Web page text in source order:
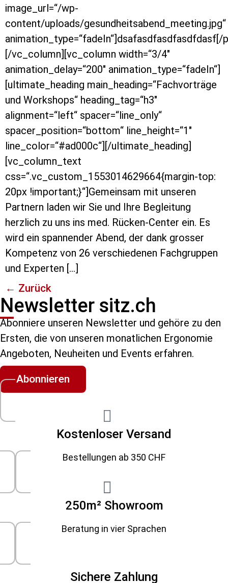
image_url=“/wp-
content/uploads/gesundheitsabend_meeting.jpg“
[/vc_column][vc_column width=“3/4″
animation_delay=“200″ animation_type=“fadeIn“]
[ultimate_heading main_heading=“Fachvorträge
und Workshops“ heading_tag=“h3″
alignment=“left“ spacer=“line_only“
spacer_position=“bottom“ line_height=“1″
line_color=“#ad000c“][/ultimate_heading]
[vc_column_text
css=“.vc_custom_1553014629664{margin-top:
20px !important;}“]Gemeinsam mit unseren
Partnern laden wir Sie und Ihre Begleitung
herzlich zu uns ins med. Rücken-Center ein. Es
wird ein spannender Abend, der dank grosser
Kompetenz von 26 verschiedenen Fachgruppen
und Experten […]
← Zurück
Newsletter sitz.ch
Abonniere unseren Newsletter und gehöre zu den
Ersten, die von unseren monatlichen Ergonomie
Angeboten, Neuheiten und Events erfahren.
Abonnieren
Kostenloser Versand
Bestellungen ab 350 CHF
250m² Showroom
Beratung in vier Sprachen
Sichere Zahlung